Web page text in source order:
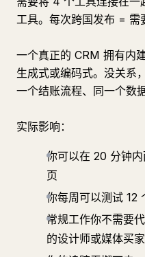
工具。每次跨国发布 = 需
一个真正的 CRM 拥有内
生成式或编码式。没关系
一个结账流程、同一个数据
实际影响：
你可以在 20 分钟
页
你每周可以测试 12
常规工作你不需要
的设计师或媒体买家